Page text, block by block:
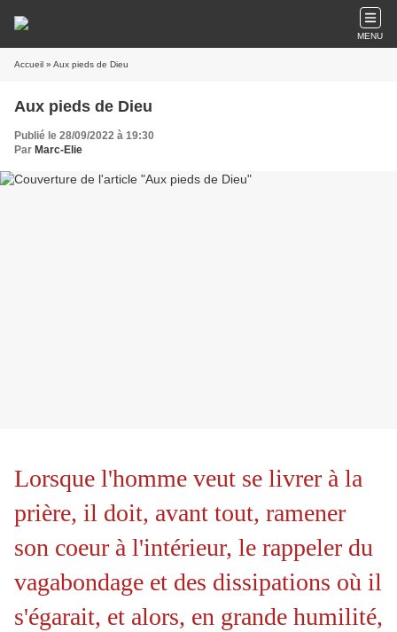
MENU
Accueil » Aux pieds de Dieu
Aux pieds de Dieu
Publié le 28/09/2022 à 19:30
Par Marc-Elie
Lorsque l'homme veut se livrer à la
prière, il doit, avant tout, ramener
son coeur à l'intérieur, le rappeler du
vagabondage et des dissipations où il
s'égarait, et alors, en grande humilité,